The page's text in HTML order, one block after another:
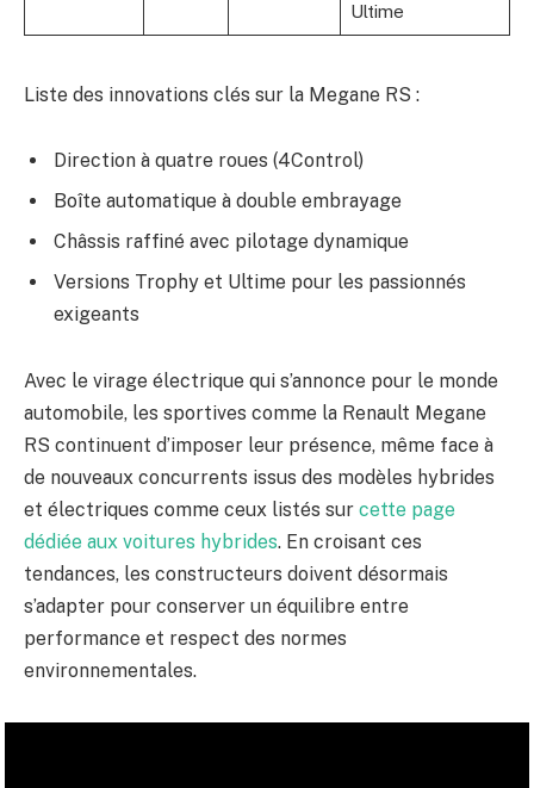
Ultime
Liste des innovations clés sur la Megane RS :
Direction à quatre roues (4Control)
Boîte automatique à double embrayage
Châssis raffiné avec pilotage dynamique
Versions Trophy et Ultime pour les passionnés
exigeants
Avec le virage électrique qui s’annonce pour le monde
automobile, les sportives comme la Renault Megane
RS continuent d’imposer leur présence, même face à
de nouveaux concurrents issus des modèles hybrides
et électriques comme ceux listés sur cette page
dédiée aux voitures hybrides. En croisant ces
tendances, les constructeurs doivent désormais
s’adapter pour conserver un équilibre entre
performance et respect des normes
environnementales.